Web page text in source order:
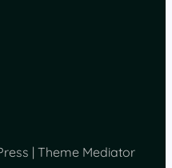
| Theme Mediator